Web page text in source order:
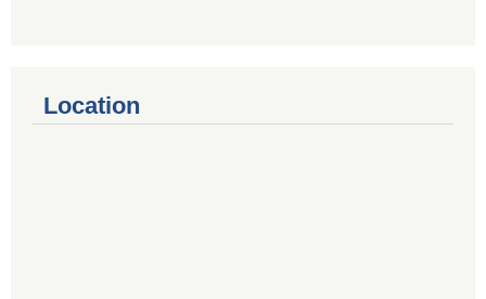
Location